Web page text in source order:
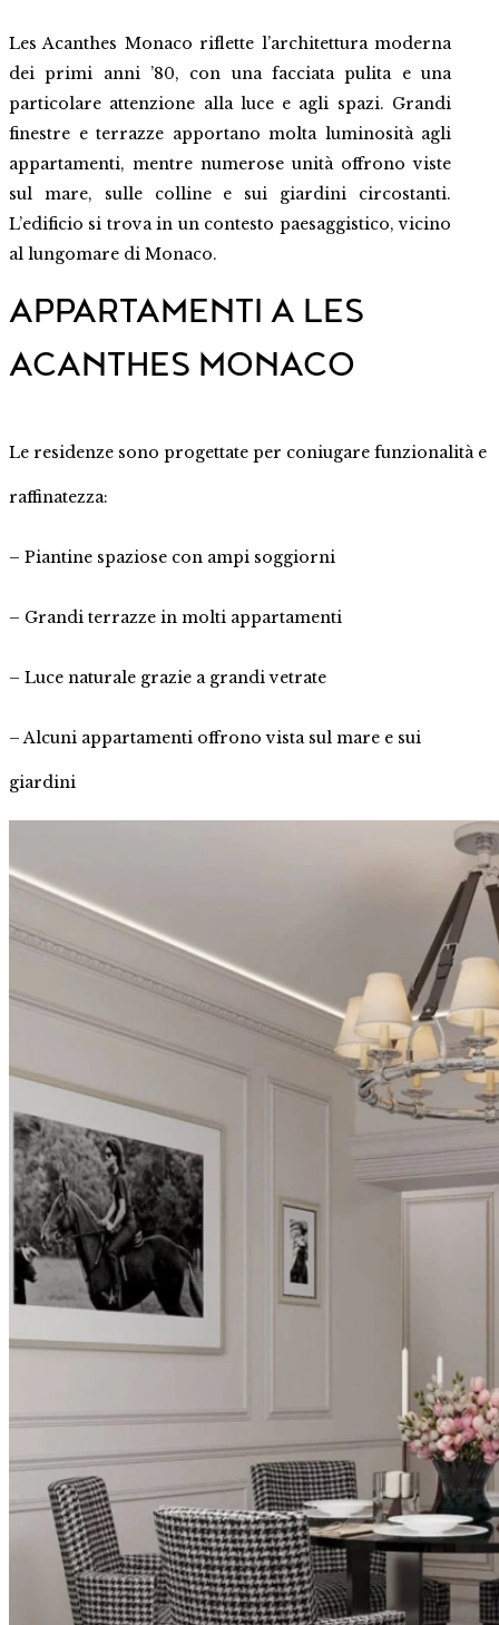
Les Acanthes Monaco riflette l’architettura moderna
dei primi anni ’80, con una facciata pulita e una
particolare attenzione alla luce e agli spazi. Grandi
finestre e terrazze apportano molta luminosità agli
appartamenti, mentre numerose unità offrono viste
sul mare, sulle colline e sui giardini circostanti.
L’edificio si trova in un contesto paesaggistico, vicino
al lungomare di Monaco.
APPARTAMENTI A LES
ACANTHES MONACO
Le residenze sono progettate per coniugare funzionalità e
raffinatezza:
– Piantine spaziose con ampi soggiorni
– Grandi terrazze in molti appartamenti
– Luce naturale grazie a grandi vetrate
– Alcuni appartamenti offrono vista sul mare e sui
giardini